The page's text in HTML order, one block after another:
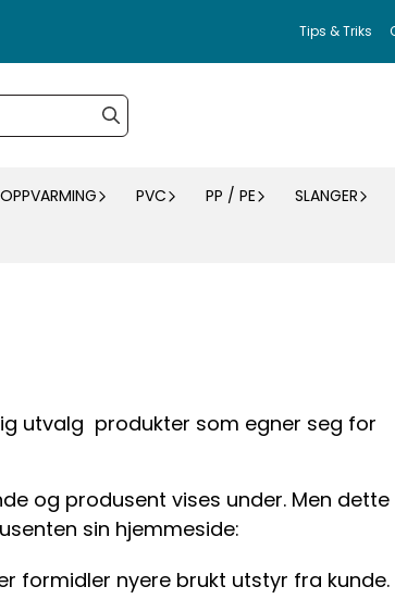
Tips & Triks
OPPVARMING PVC PP / PE SLANGER
utvalg produkter som egner seg for
og produsent vises under. Men
sin hjemmeside:
formidler nyere brukt utstyr fra kunde.